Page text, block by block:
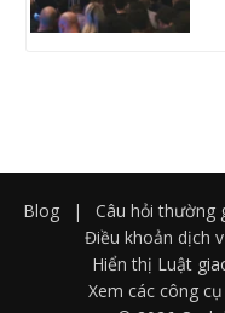
Blog | Câu hỏi thường
Điều khoản dịch
Hiển thị Luật
Xem các công